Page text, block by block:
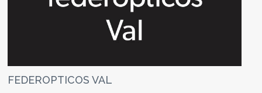
FEDEROPTICOS VAL